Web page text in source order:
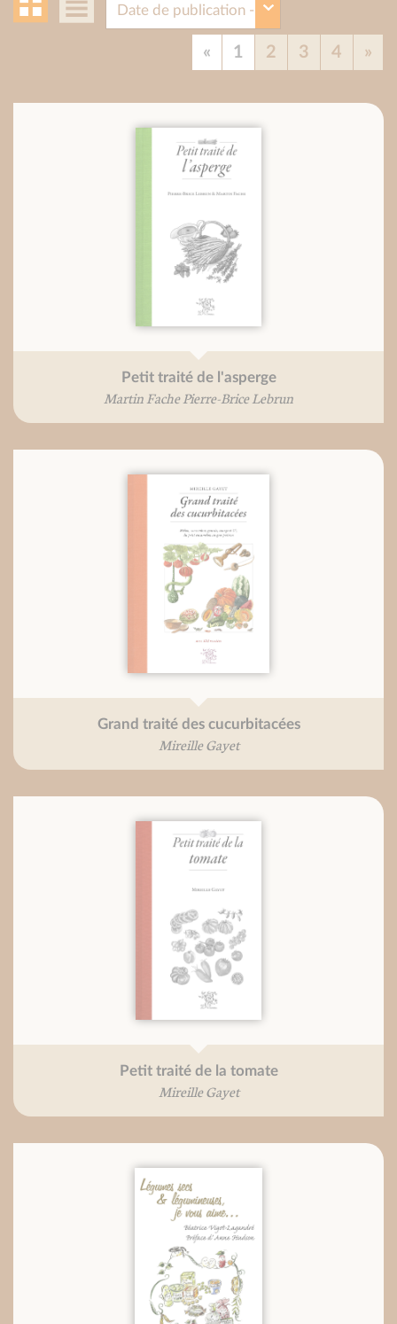
« 1 2 3 4 »
Petit traité de l'asperge
Martin Fache Pierre-Brice Lebrun
Grand traité des cucurbitacées
Mireille Gayet
Petit traité de la tomate
Mireille Gayet